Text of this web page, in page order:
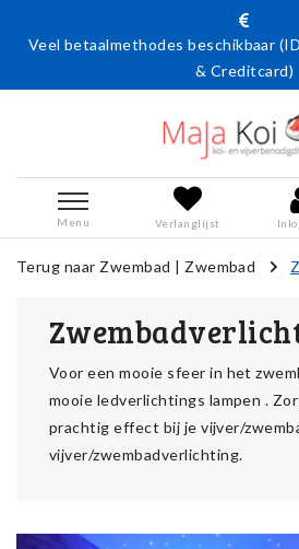
Veel betaalmethodes beschikbaar
& Creditcard)
Menu Verlanglijst
Terug naar Zwembad | Zwembad
Voor een mooie sfeer in het
mooie ledverlichtings lampen .
prachtig effect bij je vijver/
vijver/zwembadverlichting.